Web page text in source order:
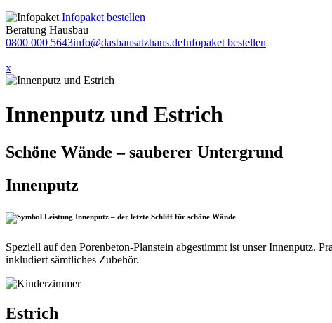
Infopaket bestellen
Beratung Hausbau
0800 000 5643info@dasbausatzhaus.deInfopaket bestellen
x
Innenputz und Estrich
Schöne Wände – sauberer Untergrund
Innenputz
Innenputz – der letzte Schliff für schöne Wände
Speziell auf den Porenbeton-Planstein abgestimmt ist unser Innenputz.
inkludiert sämtliches Zubehör.
Estrich